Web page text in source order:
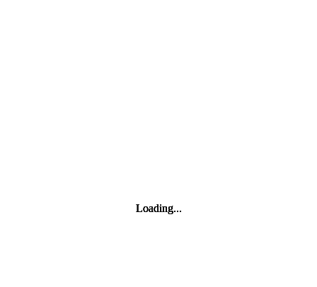
Loading...
Loading...
Loading...
Loading...